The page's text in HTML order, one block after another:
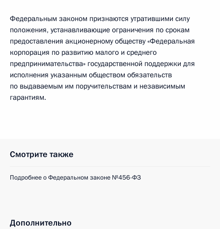
Федеральным законом признаются утратившими силу
положения, устанавливающие ограничения по срокам
предоставления акционерному обществу «Федеральная
корпорация по развитию малого и среднего
предпринимательства» государственной поддержки для
исполнения указанным обществом обязательств
по выдаваемым им поручительствам и независимым
гарантиям.
Смотрите также
Подробнее о Федеральном законе №456-ФЗ
Дополнительно